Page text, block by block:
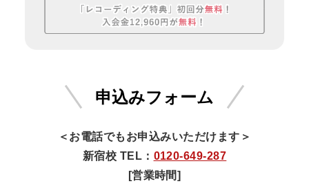
申込みフォーム
＜お電話でもお申込みいただけます＞
新宿校 TEL： 0120-649-287
[営業時間]